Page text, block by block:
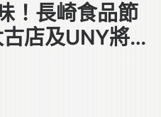
！長崎食品節
店及UNY將